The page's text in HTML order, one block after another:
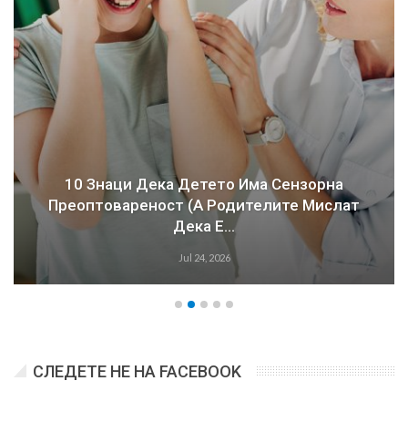
Зошто Многу Лица Со Аутизам Имаат
Проблеми Со Спиењето?
СЛЕДЕТЕ НЕ НА FACEBOOK